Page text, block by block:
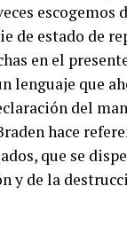
escogemos
de estado de
en el
lenguaje que
del
hace
que se
y de la